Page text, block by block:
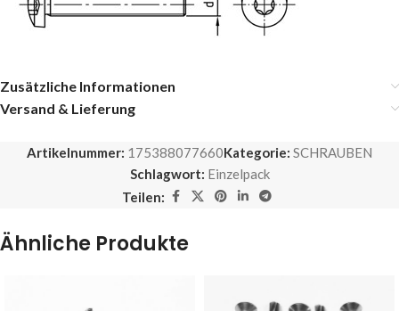
Zusätzliche Informationen
Versand & Lieferung
Artikelnummer: 175388077660Kategorie: SCHRAUBEN
Schlagwort: Einzelpack
Teilen:
Ähnliche Produkte